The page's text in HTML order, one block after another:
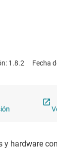
1.8.2 Fecha